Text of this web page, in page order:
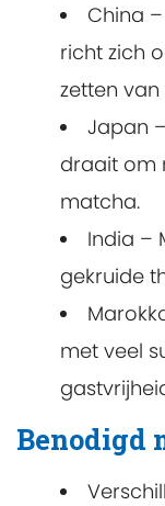
China
richt zich
zetten van
Japan
draait om
matcha.
India –
gekruide
met veel
Benodigd